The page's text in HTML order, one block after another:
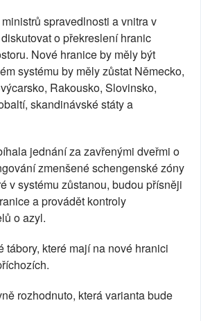
spravedlnosti a vnitra v
o překreslení hranic
Nové hranice by měly být
systému by měly zůstat Německo,
Rakousko, Slovinsko,
skandinávské státy a
jednání za zavřenými dveřmi o
zmenšené schengenské zóny
v systému zůstanou, budou přísněji
a provádět kontroly
o azyl.
tábory, které mají na nové hranici
rozhodnuto, která varianta bude